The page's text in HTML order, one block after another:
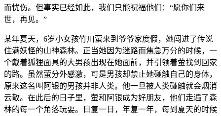
而忧伤。但事实已经如此，我们只能祝福他们：“愿你们来
世，再见。”
某年夏天，6岁小女孩竹川萤来到爷爷家度假，她闯进了传说
住满妖怪的山神森林。正当她因为迷路而焦急万分的时候，一
个戴着狐狸面具的大男孩出现在她面前，并引领着萤找到回家
的路。虽然萤分外感激，可是男孩却禁止她碰触自己的身体，
原来这名叫阿银的男孩并非人类。他一旦被人类碰触就会烟消
云散。在此后的日子里，萤和阿银成为好朋友，他们走遍了森
林的每一个角落玩耍。日复一日，年复一年，每到夏天的时候